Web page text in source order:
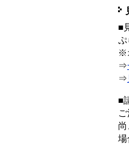
■
ぷ
※
⇒
⇒
■
場